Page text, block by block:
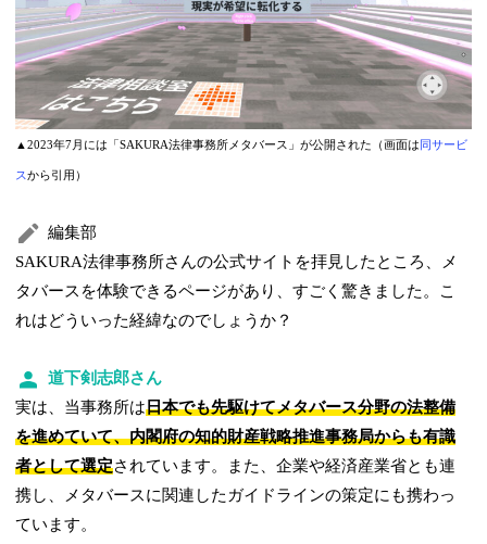
▲2023年7月には「SAKURA法律事務所メタバース」が公開された（画面は 同サービ
スから引用）
編集部
SAKURA法律事務所さんの公式サイトを拝見したところ、メ
タバースを体験できるページがあり、すごく驚きました。こ
れはどういった経緯なのでしょうか？
道下剣志郎さん
実は、当事務所は日本でも先駆けてメタバース分野の法整備
を進めていて、内閣府の知的財産戦略推進事務局からも有識
者として選定されています。また、企業や経済産業省とも連
携し、メタバースに関連したガイドラインの策定にも携わっ
ています。